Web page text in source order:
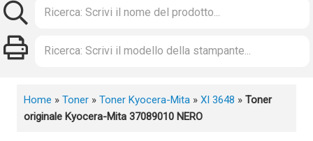
Home » Toner » Toner Kyocera-Mita » XI 3648 » Toner
originale Kyocera-Mita 37089010 NERO